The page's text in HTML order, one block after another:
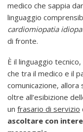
medico che sappia
linguaggio
cardiomiopatia
di fronte.
È il linguaggio
che tra il medico e il
comunicazione, allora
oltre all’esibizione
un frasario di servizio
ascoltare con